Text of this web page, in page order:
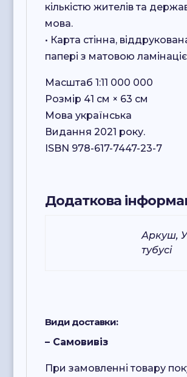
кількістю жителів та
мова.
• Карта стінна,
папері з матовою
Масштаб 1:11 000 000
Розмір 41 см × 63 см
Мова українська
Видання 2021 року.
ISBN 978-617-7447-23-7
Додаткова
Аркуш, У
тубусі
Види доставки:
– Самовивіз
При замовленні товару